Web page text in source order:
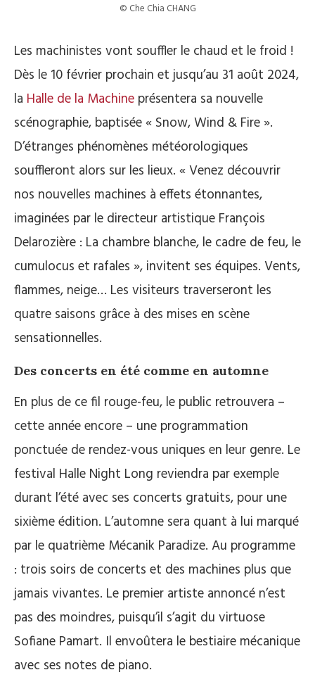
© Che Chia CHANG
Les machinistes vont souffler le chaud et le froid !
Dès le 10 février prochain et jusqu’au 31 août 2024,
la Halle de la Machine présentera sa nouvelle
scénographie, baptisée « Snow, Wind & Fire ».
D’étranges phénomènes météorologiques
souffleront alors sur les lieux. « Venez découvrir
nos nouvelles machines à effets étonnantes,
imaginées par le directeur artistique François
Delarozière : La chambre blanche, le cadre de feu, le
cumulocus et rafales », invitent ses équipes. Vents,
flammes, neige… Les visiteurs traverseront les
quatre saisons grâce à des mises en scène
sensationnelles.
Des concerts en été comme en automne
En plus de ce fil rouge-feu, le public retrouvera –
cette année encore – une programmation
ponctuée de rendez-vous uniques en leur genre. Le
festival Halle Night Long reviendra par exemple
durant l’été avec ses concerts gratuits, pour une
sixième édition. L’automne sera quant à lui marqué
par le quatrième Mécanik Paradize. Au programme
: trois soirs de concerts et des machines plus que
jamais vivantes. Le premier artiste annoncé n’est
pas des moindres, puisqu’il s’agit du virtuose
Sofiane Pamart. Il envoûtera le bestiaire mécanique
avec ses notes de piano.